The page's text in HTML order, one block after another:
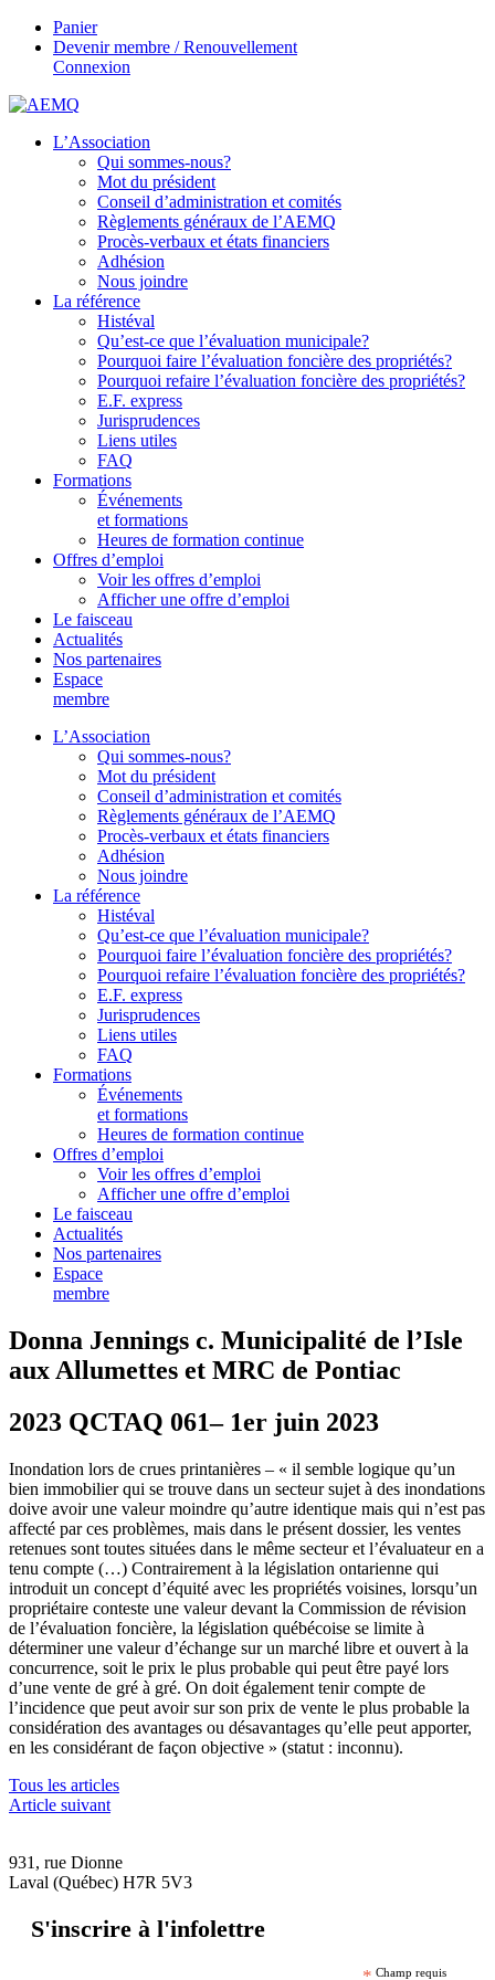
Panier
Devenir membre / Renouvellement
Connexion
L’Association
Qui sommes-nous?
Mot du président
Conseil d’administration et comités
Règlements généraux de l’AEMQ
Procès-verbaux et états financiers
Adhésion
Nous joindre
La référence
Histéval
Qu’est-ce que l’évaluation municipale?
Pourquoi faire l’évaluation foncière des propriétés?
Pourquoi refaire l’évaluation foncière des propriétés?
E.F. express
Jurisprudences
Liens utiles
FAQ
Formations
Événements
et formations
Heures de formation continue
Offres d’emploi
Voir les offres d’emploi
Afficher une offre d’emploi
Le faisceau
Actualités
Nos partenaires
Espace
membre
L’Association
Qui sommes-nous?
Mot du président
Conseil d’administration et comités
Règlements généraux de l’AEMQ
Procès-verbaux et états financiers
Adhésion
Nous joindre
La référence
Histéval
Qu’est-ce que l’évaluation municipale?
Pourquoi faire l’évaluation foncière des propriétés?
Pourquoi refaire l’évaluation foncière des propriétés?
E.F. express
Jurisprudences
Liens utiles
FAQ
Formations
Événements
et formations
Heures de formation continue
Offres d’emploi
Voir les offres d’emploi
Afficher une offre d’emploi
Le faisceau
Actualités
Nos partenaires
Espace
membre
Donna Jennings c. Municipalité de l’Isle
aux Allumettes et MRC de Pontiac
2023 QCTAQ 061– 1er juin 2023
Inondation lors de crues printanières – « il semble logique qu’un
bien immobilier qui se trouve dans un secteur sujet à des inondations
doive avoir une valeur moindre qu’autre identique mais qui n’est pas
affecté par ces problèmes, mais dans le présent dossier, les ventes
retenues sont toutes situées dans le même secteur et l’évaluateur en a
tenu compte (…) Contrairement à la législation ontarienne qui
introduit un concept d’équité avec les propriétés voisines, lorsqu’un
propriétaire conteste une valeur devant la Commission de révision
de l’évaluation foncière, la législation québécoise se limite à
déterminer une valeur d’échange sur un marché libre et ouvert à la
concurrence, soit le prix le plus probable qui peut être payé lors
d’une vente de gré à gré. On doit également tenir compte de
l’incidence que peut avoir sur son prix de vente le plus probable la
considération des avantages ou désavantages qu’elle peut apporter,
en les considérant de façon objective » (statut : inconnu).
Tous les articles
Article suivant
931, rue Dionne
Laval (Québec) H7R 5V3
S'inscrire à l'infolettre
Champ requis